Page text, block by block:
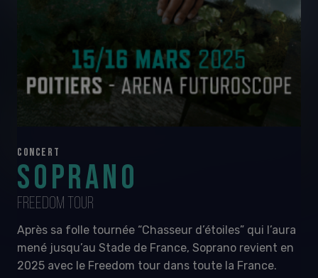
CONCERT
SOPRANO
FREEDOM TOUR
Après sa folle tournée “Chasseur d’étoiles” qui l’aura
mené jusqu’au Stade de France, Soprano revient en
2025 avec le Freedom tour dans toute la France.